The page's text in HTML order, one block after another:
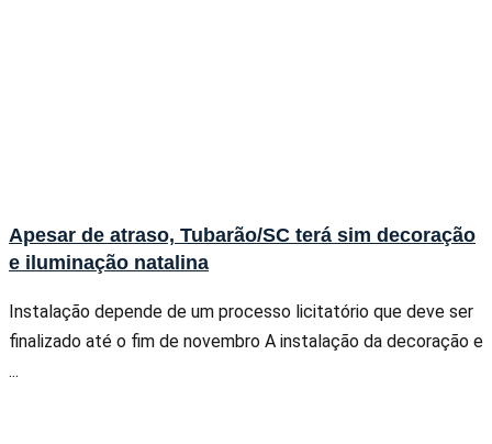
Apesar de atraso, Tubarão/SC terá sim decoração
e iluminação natalina
Instalação depende de um processo licitatório que deve ser
finalizado até o fim de novembro A instalação da decoração e
...